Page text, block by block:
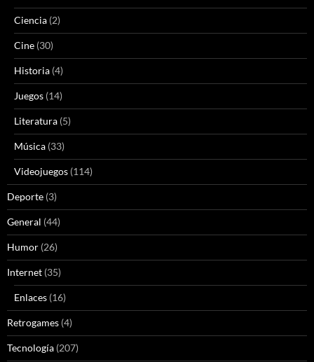
Ciencia (2)
Cine (30)
Historia (4)
Juegos (14)
Literatura (5)
Música (33)
Videojuegos (114)
Deporte (3)
General (44)
Humor (26)
Internet (35)
Enlaces (16)
Retrogames (4)
Tecnología (207)